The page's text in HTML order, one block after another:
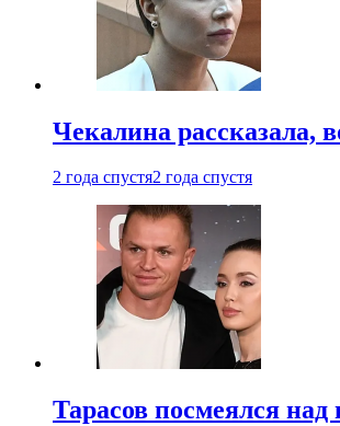
Чекалина рассказала,
2 года спустя2 года спустя
Тарасов посмеялся